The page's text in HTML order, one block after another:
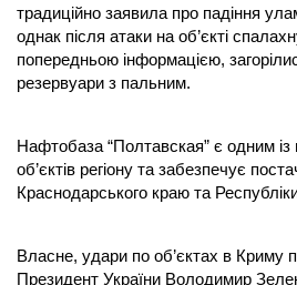
традиційно заявила про падіння
однак після атаки на об’єкті
попередньою інформацією,
резервуари з пальним.
Нафтобаза “Полтавская” є одним із
об’єктів регіону та забезпечує
Краснодарського краю та
Власне, удари по об’єктах в Криму
Президент України Володимир